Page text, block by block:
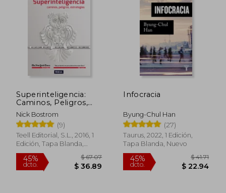
dcto.
45%
dcto.
Superinteligencia:
Caminos, Peligros,
Estrategias
Nick Bostrom
(9)
Teell Editorial, S.L., 2016, 1
Edición, Tapa Blanda,
Nuevo
Infocracia
Byung-Chul Han
(27)
Taurus, 2022, 1 Edición,
Tapa Blanda, Nuevo